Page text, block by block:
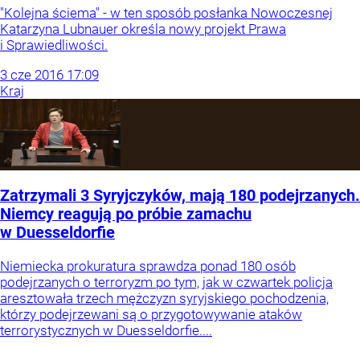
"Kolejna ściema" - w ten sposób posłanka Nowoczesnej
Katarzyna Lubnauer określa nowy projekt Prawa
i Sprawiedliwości.
3 cze 2016 17:09
Kraj
Zatrzymali 3 Syryjczyków, mają 180 podejrzanych.
Niemcy reagują po próbie zamachu
w Duesseldorfie
Niemiecka prokuratura sprawdza ponad 180 osób
podejrzanych o terroryzm po tym, jak w czwartek policja
aresztowała trzech mężczyzn syryjskiego pochodzenia,
którzy podejrzewani są o przygotowywanie ataków
terrorystycznych w Duesseldorfie....